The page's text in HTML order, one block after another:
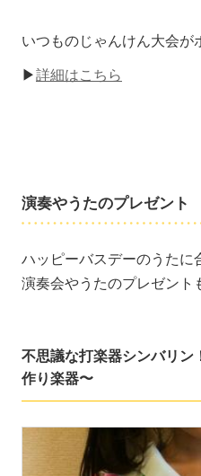
いつものじゃんけん大会が
▶詳細はこちら
演奏やうたのプレゼント
ハッピーバスデーのうたに
演奏会やうたのプレゼント
不思議な打楽器シンバリン
作り楽器〜